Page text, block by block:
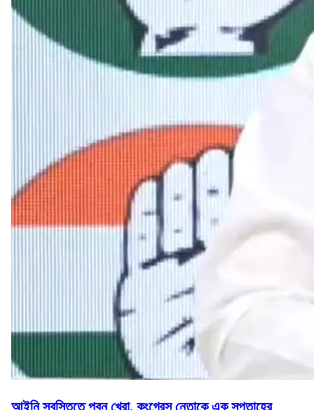
আইনি স্বস্তিতে পবন খেরা, কংগ্রেস নেতাকে এক সপ্তাহের